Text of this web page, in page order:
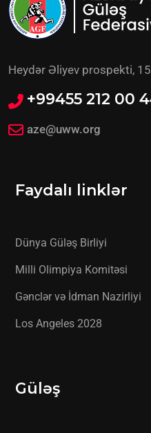
Heydər Əliyev prospekti,
+99455 212 00
aze@uww.org
Faydalı linklər
Dünya Güləş Birliyi
Milli Olimpiya Komitəsi
Gənclər və İdman Nazirliyi
Los Angeles 2028
Güləş